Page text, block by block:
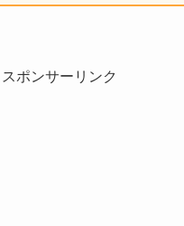
スポンサーリンク